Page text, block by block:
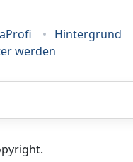
Hintergrund
werden